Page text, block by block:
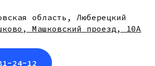
область, Люберецкий
Машковский проезд, 10А
24-12